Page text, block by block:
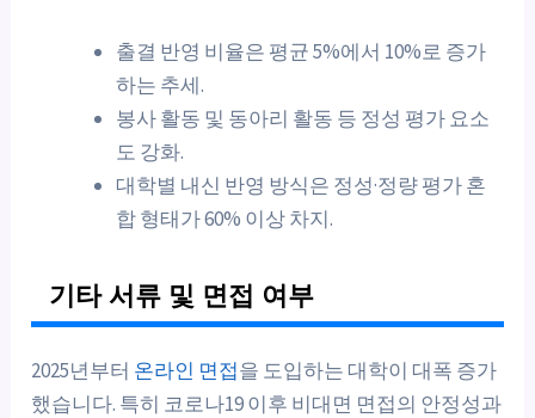
출결 반영 비율은 평균 5%에서 10%로 증가
하는 추세.
봉사 활동 및 동아리 활동 등 정성 평가 요소
도 강화.
대학별 내신 반영 방식은 정성·정량 평가 혼
합 형태가 60% 이상 차지.
기타 서류 및 면접 여부
2025년부터 온라인 면접을 도입하는 대학이 대폭 증가
했습니다. 특히 코로나19 이후 비대면 면접의 안정성과